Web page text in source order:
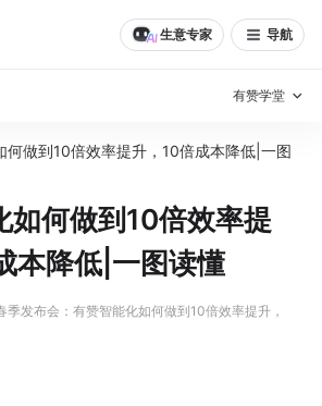
生意专家 导航
有赞学堂
增长方法
有赞专家说
新零售最佳实践
何做到10倍效率提升，10倍成本降低|一图
如何做到10倍效率提
本降低|一图读懂
发布会：有赞智能化如何做到10倍效率提升，